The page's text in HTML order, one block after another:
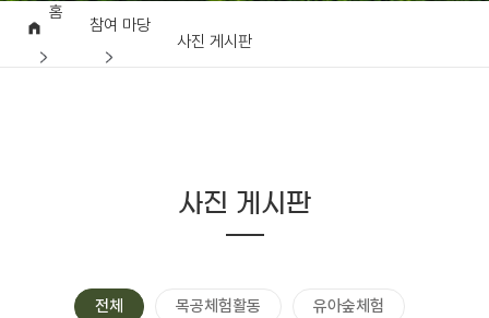
홈
참여 마당
사진 게시판
사진 게시판
전체 목공체험활동
유아숲체험